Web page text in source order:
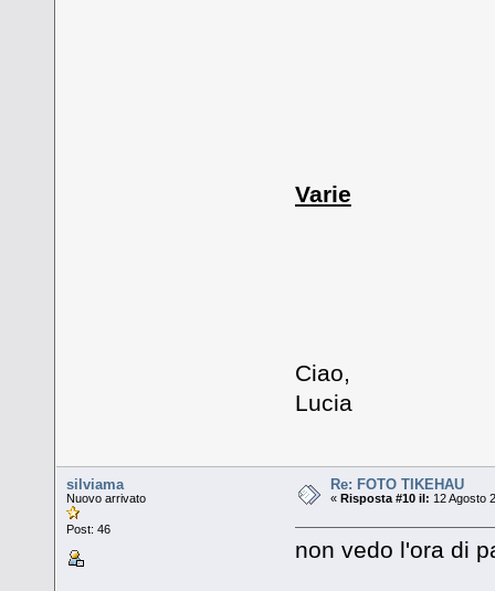
Varie
Ciao,
Lucia
silviama
Nuovo arrivato
Post: 46
Re: FOTO TIKEHAU
«Risposta #10 il: 12 Agosto
non vedo l'ora di